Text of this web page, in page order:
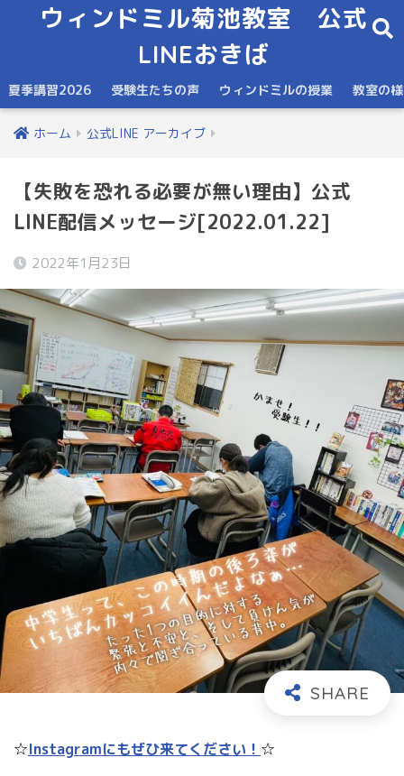
ウィンドミル菊池教室 公式
LINEおきば
夏季講習2026 受験生たちの声 ウィンドミルの授業 教室の
ホーム 公式LINE アーカイブ
【失敗を恐れる必要が無い理由】公式
LINE配信メッセージ[2022.01.22]
2022年1月23日
☆Instagramにもぜひ来てください！ ☆